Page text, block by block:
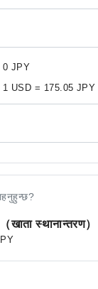
0 JPY
1 USD = 175.05 JPY
स्थानान्तरण）